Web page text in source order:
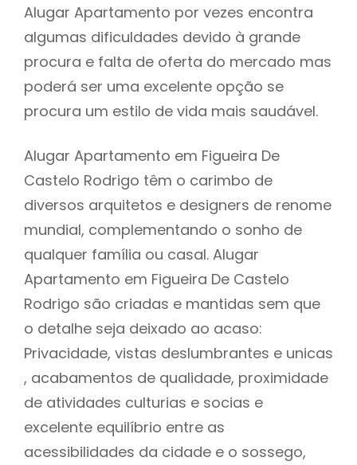
Alugar Apartamento por vezes encontra
algumas dificuldades devido à grande
procura e falta de oferta do mercado mas
poderá ser uma excelente opção se
procura um estilo de vida mais saudável.
Alugar Apartamento em Figueira De
Castelo Rodrigo têm o carimbo de
diversos arquitetos e designers de renome
mundial, complementando o sonho de
qualquer família ou casal. Alugar
Apartamento em Figueira De Castelo
Rodrigo são criadas e mantidas sem que
o detalhe seja deixado ao acaso:
Privacidade, vistas deslumbrantes e unicas
, acabamentos de qualidade, proximidade
de atividades culturias e socias e
excelente equilíbrio entre as
acessibilidades da cidade e o sossego,